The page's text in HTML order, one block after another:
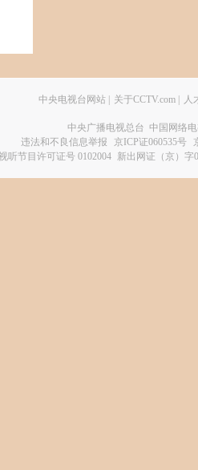
中央电视台网站 关于CCTV.com 人
中央广播电视总台 中国网络
违法和不良信息举报
京ICP证060535号
听节目许可证号 0102004 新出网证（京）